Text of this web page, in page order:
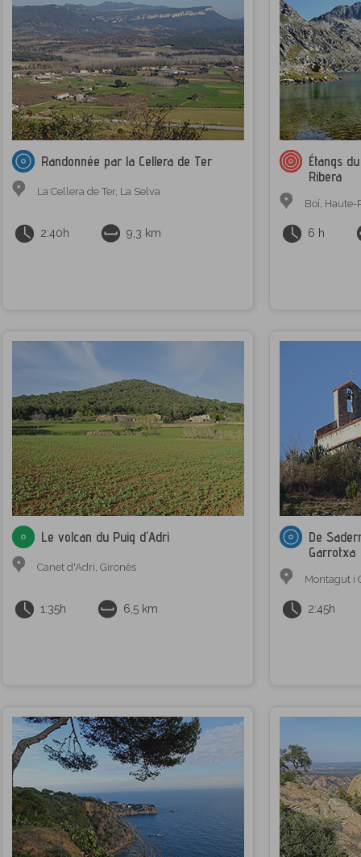
Randonnée par la Cellera de Ter
La Cellera de Ter, La Selva
2:40h 9,3 km
Étangs
Ribera
Boí, Haute-
6 h
Le volcan du Puig d'Adri
Canet d'Adri, Gironès
1:35h 6,5 km
De
Garrotxa
Montagut i
2:45h